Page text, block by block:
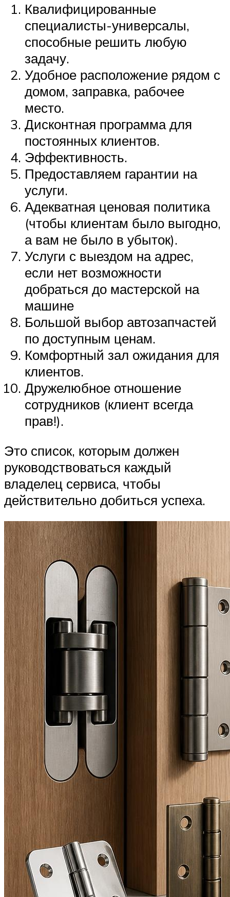
Квалифицированные
специалисты-универсалы,
способные решить любую
задачу.
Удобное расположение рядом с
домом, заправка, рабочее
место.
Дисконтная программа для
постоянных клиентов.
Эффективность.
Предоставляем гарантии на
услуги.
Адекватная ценовая политика
(чтобы клиентам было выгодно,
а вам не было в убыток).
Услуги с выездом на адрес,
если нет возможности
добраться до мастерской на
машине
Большой выбор автозапчастей
по доступным ценам.
Комфортный зал ожидания для
клиентов.
Дружелюбное отношение
сотрудников (клиент всегда
прав!).
Это список, которым должен
руководствоваться каждый
владелец сервиса, чтобы
действительно добиться успеха.